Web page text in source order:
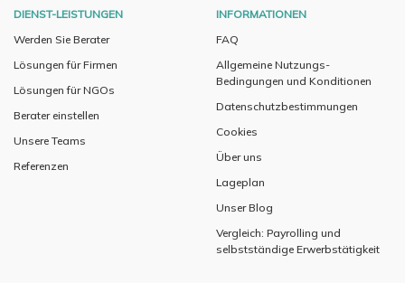
DIENST-LEISTUNGEN
Werden Sie Berater
Lösungen für Firmen
Lösungen für NGOs
Berater einstellen
Unsere Teams
Referenzen
INFORMATIONEN
FAQ
Allgemeine Nutzungs-
Bedingungen und Konditionen
Datenschutzbestimmungen
Cookies
Über uns
Lageplan
Unser Blog
Vergleich: Payrolling und
selbstständige Erwerbstätigkeit